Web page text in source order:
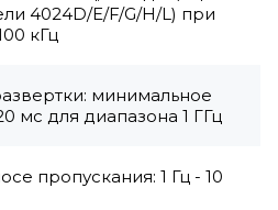
4024D/E/F/G/H/L) при
кГц
минимальное
мс для диапазона 1 ГГц
пропускания: 1 Гц - 10